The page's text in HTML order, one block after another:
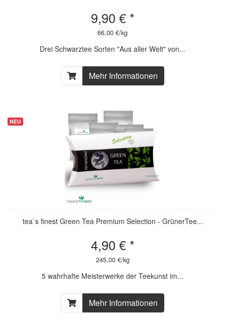
9,90 € *
66,00 €/kg
Drei Schwarztee Sorten "Aus aller Welt" von...
Mehr Informationen
NEU
NEU
tea`s finest Green Tea Premium Selection - GrünerTee...
4,90 € *
245,00 €/kg
5 wahrhafte Meisterwerke der Teekunst im...
Mehr Informationen